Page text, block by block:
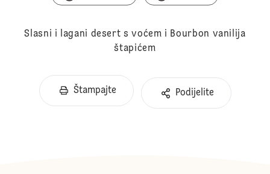
Slasni i lagani desert s voćem i Bourbon vanilija
štapićem
Štampajte Podijelite